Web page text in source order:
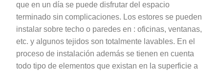
que en un día se puede disfrutar del espacio
terminado sin complicaciones. Los estores se pueden
instalar sobre techo o paredes en : oficinas, ventanas,
etc. y algunos tejidos son totalmente lavables. En el
proceso de instalación además se tienen en cuenta
todo tipo de elementos que existan en la superficie a